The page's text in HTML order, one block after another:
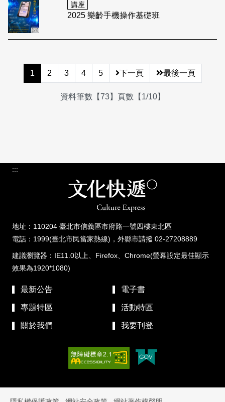
講座
2025 樂齡手機操作基礎班
1 2 3 4 5 下一頁 最後一頁
資料筆數【73】頁數【1/10】
:::
地址：110204 臺北市信義區市府路一號四樓東北區
電話：1999(臺北市民當家熱線)，外縣市請撥 02-27208889
建議瀏覽器：IE11.0以上、Firefox、Chrome(螢幕設定最佳顯示
效果為1920*1080)
最新公告 電子書
專題特區 活動特區
關於我們 我要刊登